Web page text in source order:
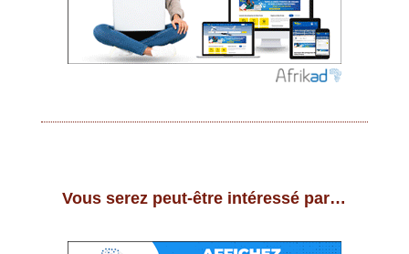
Vous serez peut-être intéressé par…